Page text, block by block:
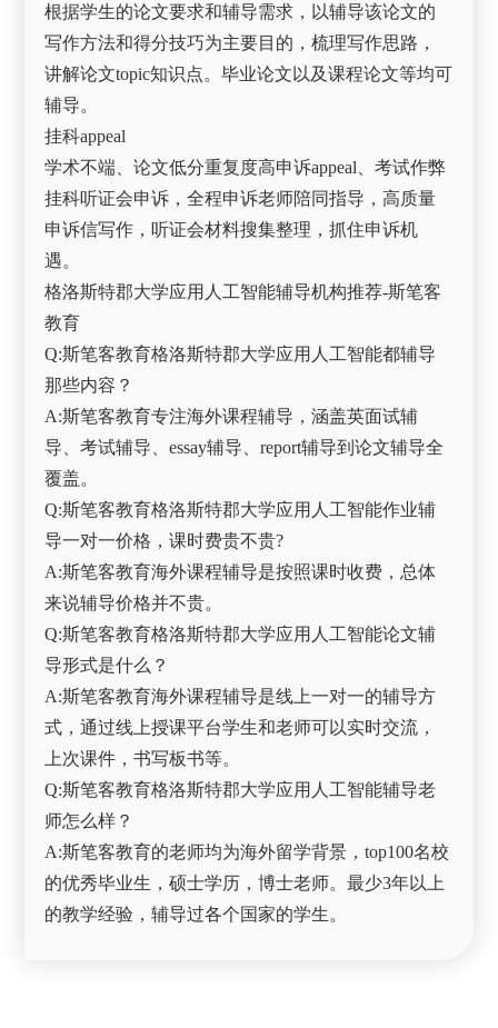
根据学生的论文要求和辅导需求，以辅导该论文的
写作方法和得分技巧为主要目的，梳理写作思路，
讲解论文topic知识点。毕业论文以及课程论文等均可
辅导。
挂科appeal
学术不端、论文低分重复度高申诉appeal、考试作弊
挂科听证会申诉，全程申诉老师陪同指导，高质量
申诉信写作，听证会材料搜集整理，抓住申诉机
遇。
格洛斯特郡大学应用人工智能辅导机构推荐-斯笔客
教育
Q:斯笔客教育格洛斯特郡大学应用人工智能都辅导
那些内容？
A:斯笔客教育专注海外课程辅导，涵盖英面试辅
导、考试辅导、essay辅导、report辅导到论文辅导全
覆盖。
Q:斯笔客教育格洛斯特郡大学应用人工智能作业辅
导一对一价格，课时费贵不贵?
A:斯笔客教育海外课程辅导是按照课时收费，总体
来说辅导价格并不贵。
Q:斯笔客教育格洛斯特郡大学应用人工智能论文辅
导形式是什么？
A:斯笔客教育海外课程辅导是线上一对一的辅导方
式，通过线上授课平台学生和老师可以实时交流，
上次课件，书写板书等。
Q:斯笔客教育格洛斯特郡大学应用人工智能辅导老
师怎么样？
A:斯笔客教育的老师均为海外留学背景，top100名校
的优秀毕业生，硕士学历，博士老师。最少3年以上
的教学经验，辅导过各个国家的学生。